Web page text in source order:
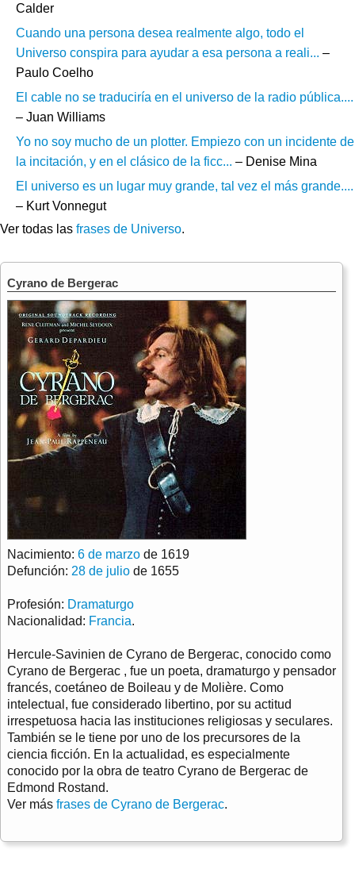
Calder
Cuando una persona desea realmente algo, todo el
Universo conspira para ayudar a esa persona a reali... –
Paulo Coelho
El cable no se traduciría en el universo de la radio pública....
– Juan Williams
Yo no soy mucho de un plotter. Empiezo con un incidente de
la incitación, y en el clásico de la ficc... – Denise Mina
El universo es un lugar muy grande, tal vez el más grande....
– Kurt Vonnegut
Ver todas las frases de Universo.
Cyrano de Bergerac
Nacimiento: 6 de marzo de 1619
Defunción: 28 de julio de 1655
Profesión: Dramaturgo
Nacionalidad: Francia.
Hercule-Savinien de Cyrano de Bergerac, conocido como
Cyrano de Bergerac , fue un poeta, dramaturgo y pensador
francés, coetáneo de Boileau y de Molière. Como
intelectual, fue considerado libertino, por su actitud
irrespetuosa hacia las instituciones religiosas y seculares.
También se le tiene por uno de los precursores de la
ciencia ficción. En la actualidad, es especialmente
conocido por la obra de teatro Cyrano de Bergerac de
Edmond Rostand.
Ver más frases de Cyrano de Bergerac.